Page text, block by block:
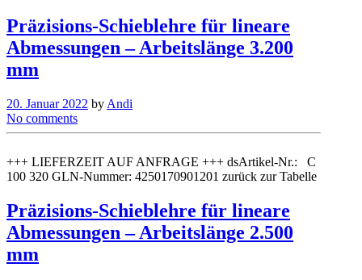
Präzisions-Schieblehre für lineare
Abmessungen – Arbeitslänge 3.200
mm
20. Januar 2022 by Andi
No comments
+++ LIEFERZEIT AUF ANFRAGE +++ dsArtikel-Nr.: C
100 320 GLN-Nummer: 4250170901201 zurück zur Tabelle
Präzisions-Schieblehre für lineare
Abmessungen – Arbeitslänge 2.500
mm